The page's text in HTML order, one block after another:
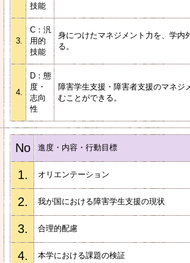
技能
3.
C：汎
用的
技能
身につけたマネジメント力を、学内
る。
4.
D：態
度・
志向
性
障害学生支援・障害者支援のマネジ
むことができる。
No 進度・内容・行動目標
1. オリエンテーション
2. 我が国における障害学生支援の現状
3. 合理的配慮
4. 本学における課題の検証